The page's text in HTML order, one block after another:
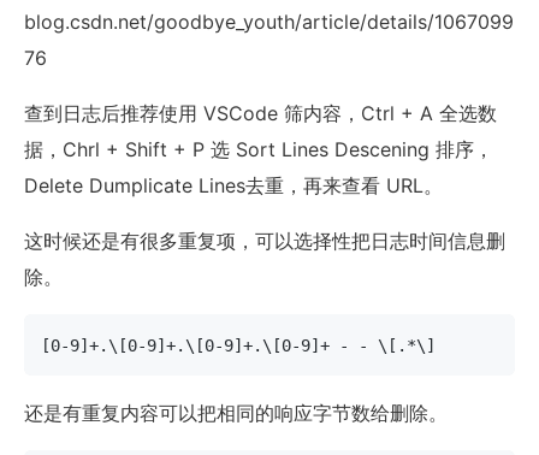
blog.csdn.net/goodbye_youth/article/details/1067099
76
查到日志后推荐使用 VSCode 筛内容，Ctrl + A 全选数
据，Chrl + Shift + P 选 Sort Lines Descening 排序，
Delete Dumplicate Lines去重，再来查看 URL。
这时候还是有很多重复项，可以选择性把日志时间信息删
除。
[0-9]+.\[0-9]+.\[0-9]+.\[0-9]+ - - \[.*\]
还是有重复内容可以把相同的响应字节数给删除。